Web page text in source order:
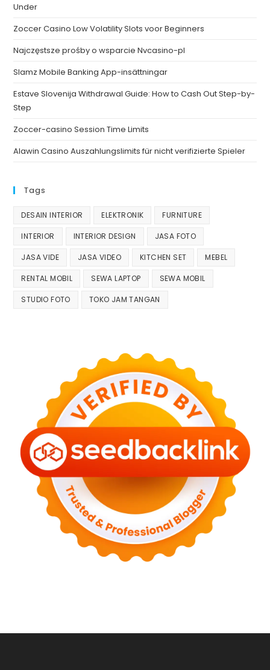
Under
Zoccer Casino Low Volatility Slots voor Beginners
Najczęstsze prośby o wsparcie Nvcasino-pl
Slamz Mobile Banking App-insättningar
Estave Slovenija Withdrawal Guide: How to Cash Out Step-by-
Step
Zoccer-casino Session Time Limits
Alawin Casino Auszahlungslimits für nicht verifizierte Spieler
Tags
DESAIN INTERIOR ELEKTRONIK FURNITURE
INTERIOR INTERIOR DESIGN JASA FOTO
JASA VIDE JASA VIDEO KITCHEN SET MEBEL
RENTAL MOBIL SEWA LAPTOP SEWA MOBIL
STUDIO FOTO TOKO JAM TANGAN